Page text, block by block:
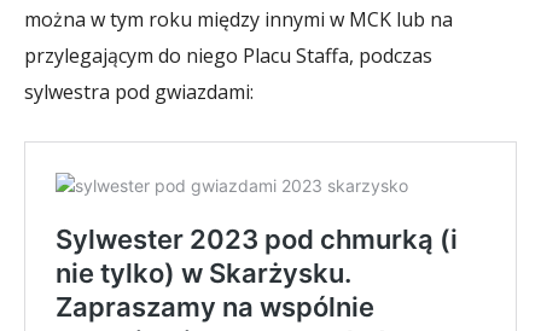
można w tym roku między innymi w MCK lub na
przylegającym do niego Placu Staffa, podczas
sylwestra pod gwiazdami: